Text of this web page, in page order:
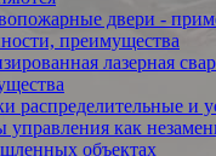
двери -
преимущества
лазерная
распределительные и
как
объектах